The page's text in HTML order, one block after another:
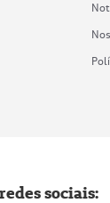
sociais: